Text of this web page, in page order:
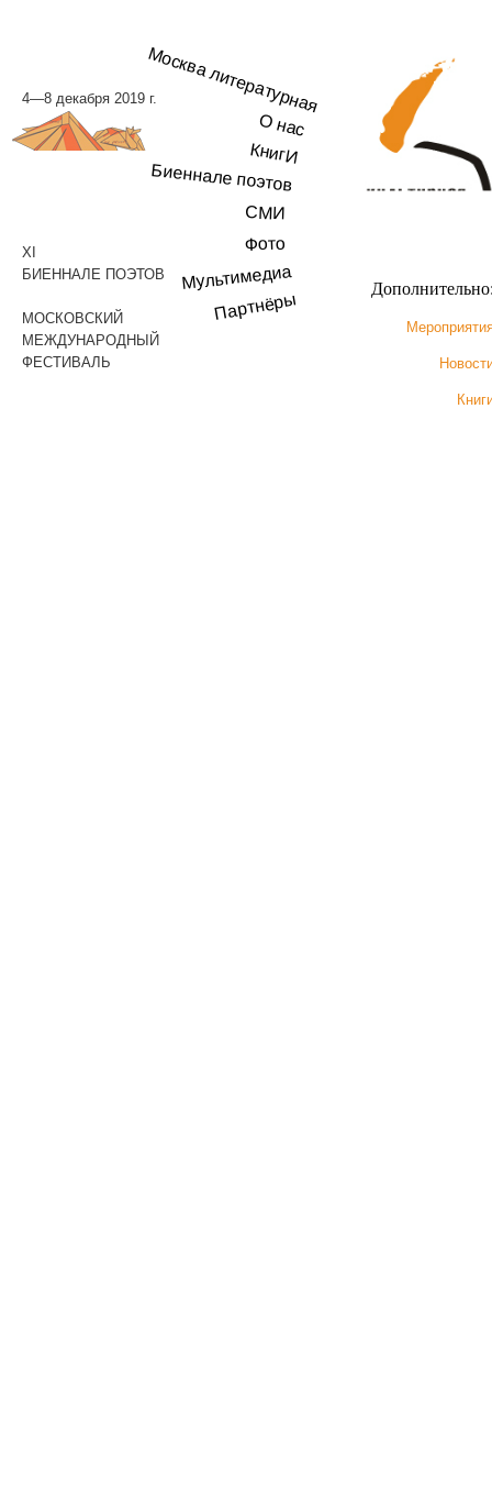
4—8 декабря 2019 г.
XI
БИЕННАЛЕ ПОЭТОВ
МОСКОВСКИЙ
МЕЖДУНАРОДНЫЙ
ФЕСТИВАЛЬ
Москва литературная
О нас
КнигИ
Биеннале поэтов
СМИ
Фото
Мультимедиа
Партнёры